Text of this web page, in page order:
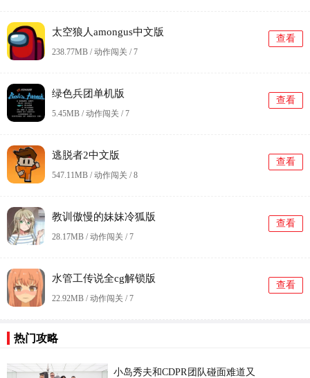
太空狼人amongus中文版
238.77MB / 动作闯关 /7
查看
绿色兵团单机版
5.45MB / 动作闯关 /7
查看
逃脱者2中文版
547.11MB / 动作闯关 /8
查看
教训傲慢的妹妹冷狐版
28.17MB / 动作闯关 /7
查看
水管工传说全cg解锁版
22.92MB / 动作闯关 /7
查看
热门攻略
小岛秀夫和CDPR团队碰面难道又